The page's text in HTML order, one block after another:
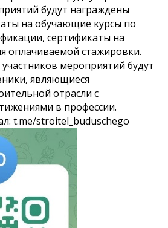
будут награждены
на обучающие курсы по
сертификаты на
оплачиваемой стажировки.
мероприятий будут
являющиеся
отрасли с
в профессии.
t.me/stroitel_buduschego